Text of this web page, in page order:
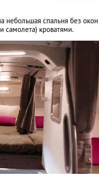
небольшая спальня без окон
самолета) кроватями.